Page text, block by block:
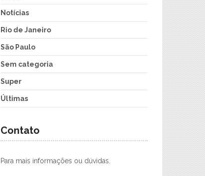
Notícias
Rio de Janeiro
São Paulo
Sem categoria
Super
Últimas
Contato
Para mais informações ou dúvidas.